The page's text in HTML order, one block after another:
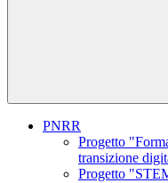
PNRR
Progetto
transizione
Progetto